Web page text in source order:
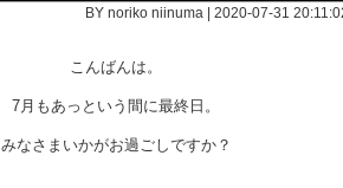
BY noriko niinuma | 2020-07-31
こんばんは。
7月もあっという間に最終日。
みなさまいかがお過ごしですか？